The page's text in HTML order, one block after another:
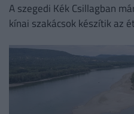
A szegedi Kék Csillagban
kínai szakácsok készítik az
munkásszállás lehet.